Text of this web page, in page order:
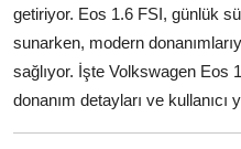
getiriyor. Eos 1.6 FSI, günlük
sunarken, modern
sağlıyor. İşte Volkswagen Eos
donanım detayları ve kullanıcı